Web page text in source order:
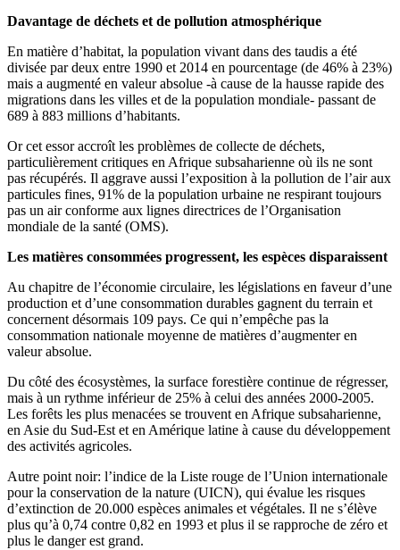
Davantage de déchets et de pollution atmosphérique
En matière d’habitat, la population vivant dans des taudis a été
divisée par deux entre 1990 et 2014 en pourcentage (de 46% à 23%)
mais a augmenté en valeur absolue -à cause de la hausse rapide des
migrations dans les villes et de la population mondiale- passant de
689 à 883 millions d’habitants.
Or cet essor accroît les problèmes de collecte de déchets,
particulièrement critiques en Afrique subsaharienne où ils ne sont
pas récupérés. Il aggrave aussi l’exposition à la pollution de l’air aux
particules fines, 91% de la population urbaine ne respirant toujours
pas un air conforme aux lignes directrices de l’Organisation
mondiale de la santé (OMS).
Les matières consommées progressent, les espèces disparaissent
Au chapitre de l’économie circulaire, les législations en faveur d’une
production et d’une consommation durables gagnent du terrain et
concernent désormais 109 pays. Ce qui n’empêche pas la
consommation nationale moyenne de matières d’augmenter en
valeur absolue.
Du côté des écosystèmes, la surface forestière continue de régresser,
mais à un rythme inférieur de 25% à celui des années 2000-2005.
Les forêts les plus menacées se trouvent en Afrique subsaharienne,
en Asie du Sud-Est et en Amérique latine à cause du développement
des activités agricoles.
Autre point noir: l’indice de la Liste rouge de l’Union internationale
pour la conservation de la nature (UICN), qui évalue les risques
d’extinction de 20.000 espèces animales et végétales. Il ne s’élève
plus qu’à 0,74 contre 0,82 en 1993 et plus il se rapproche de zéro et
plus le danger est grand.